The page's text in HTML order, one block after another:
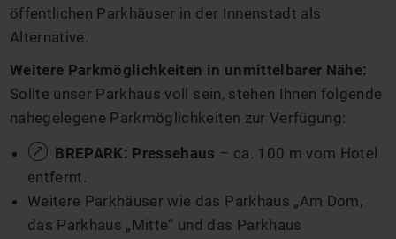
öffentlichen Parkhäuser in der Innenstadt als
Alternative.
Weitere Parkmöglichkeiten in unmittelbarer Nähe:
Sollte unser Parkhaus voll sein, stehen Ihnen folgende
nahegelegene Parkmöglichkeiten zur Verfügung:
BREPARK: Pressehaus – ca. 100 m vom Hotel
entfernt.
Weitere Parkhäuser wie das Parkhaus „Am Dom,
das Parkhaus „Mitte“ und das Parkhaus